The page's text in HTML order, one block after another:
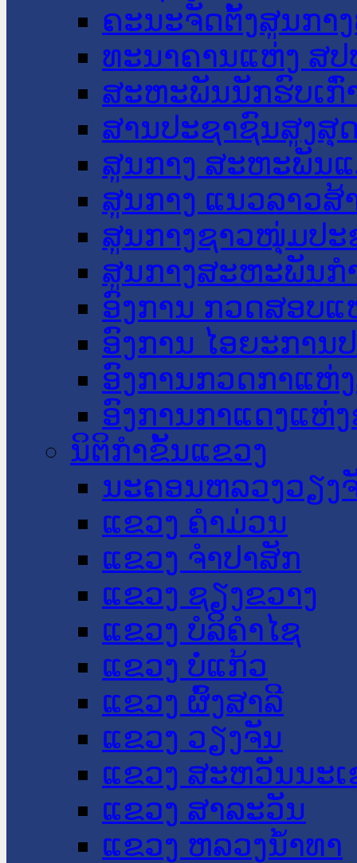
ຄະນະຈັດຕັ້ງສູນກາ
ທະນາຄານແຫ່ງ ສປ
ສະຫະພັນນັກຮົບເກົ່
ສານປະຊາຊົນສູງສຸ
ສູນກາງ ສະຫະພັນ
ສູນກາງ ແນວລາວສ້
ສູນກາງຊາວໜຸ່ມປະ
ສູນກາງສະຫະພັນກ
ອົງການ ກວດສອບແ
ອົງການ ໄອຍະການ
ອົງການກວດກາແຫ່
ອົງການກາແດງແຫ່
ນິຕິກໍາຂັ້ນແຂວງ
ນະ​ຄອນ​ຫລວງວຽງ
ແຂວງ ຄໍາມ່ວນ
ແຂວງ ຈໍາປາສັກ
ແຂວງ ຊຽງຂວາງ
ແຂວງ ບໍລິຄໍາໄຊ
ແຂວງ ບໍ່ແກ້ວ
ແຂວງ ຜົ້ງສາລີ
ແຂວງ ວຽງຈັນ
ແຂວງ ສະຫວັນນະ
ແຂວງ ສາລະວັນ
ແຂວງ ຫລວງນໍ້າທາ